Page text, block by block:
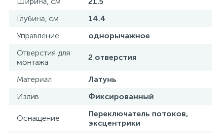
Глубина, см
14.4
Управление
однорычажное
Отверстия для
монтажа
2 отверстия
Материал
Латунь
Излив
Фиксированный
Оснащение
Переключатель потоков,
эксцентрики